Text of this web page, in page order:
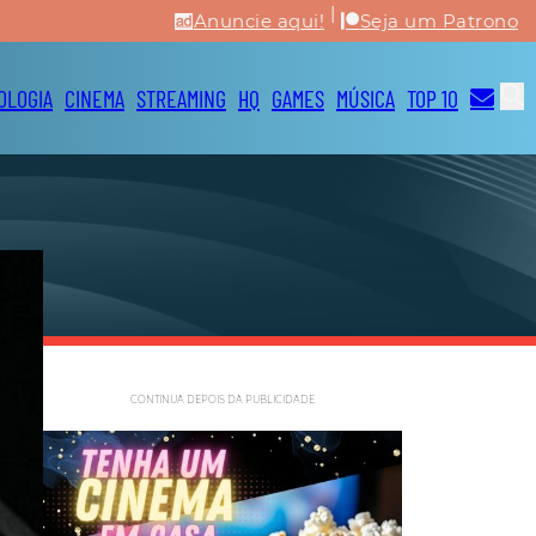
Anuncie aqui! | Seja um Patrono
CINEMA STREAMING HQ GAMES MÚSICA TOP 10
CONTINUA DEPOIS DA PUBLICIDADE